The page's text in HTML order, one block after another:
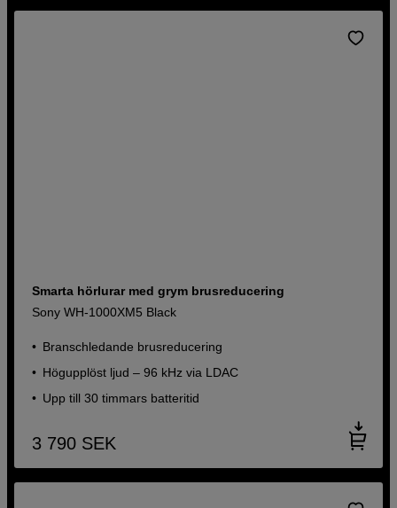
Smarta hörlurar med grym brusreducering
Sony WH-1000XM5 Black
Branschledande brusreducering
Högupplöst ljud – 96 kHz via LDAC
Upp till 30 timmars batteritid
3 790 SEK